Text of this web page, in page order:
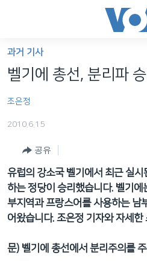
가
능
메
텐
츠
로
이
메
VOD
라디오
프로그램
주파수 안내
언어 선택
과거 기사
벨기에 총선, 분리파 승
조은정
2010.6.15
공유
유럽의 강소국 벨기에서 최근 실
하는 정당이 승리했습니다. 벨기
부지역과 프랑스어를 사용하는 남
어왔습니다. 조은정 기자와 자세한
문) 벨기에 총선에서 분리주의를